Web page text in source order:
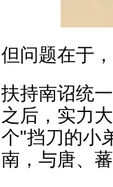
但问题在于
扶持南诏统
之后，实力
个"挡刀的小
南，与唐、